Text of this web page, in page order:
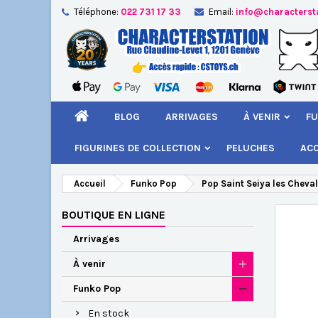
Téléphone: 022 731 17 33 Email:
BLOG ARRIVAGES À VENIR
FIGURINES DE COLLECTION PELUCHES
Accueil Funko Pop Pop Saint Seiya les
BOUTIQUE EN LIGNE
Arrivages
À venir
Funko Pop
En stock